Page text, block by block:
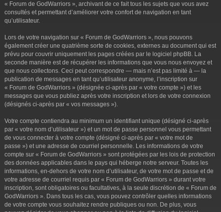
« Forum de GodWarriors », archivant de ce fait tous les sujets que vous avez
consultés et permettant d’améliorer votre confort de navigation en tant
qu’utilisateur.
Lors de votre navigation sur « Forum de GodWarriors », nous pouvons
également créer une quatrième sorte de cookies, externes au document qui est
prévu pour couvrir uniquement les pages créées par le logiciel phpBB. La
seconde manière est de récupérer les informations que vous nous envoyez et
que nous collectons. Ceci peut correspondre — mais n’est pas limité à — la
publication de messages en tant qu’utilisateur anonyme, l’inscription sur
« Forum de GodWarriors » (désignée ci-après par « votre compte ») et les
messages que vous publiez après votre inscription et lors de votre connexion
(désignés ci-après par « vos messages »).
Votre compte contiendra au minimum un identifiant unique (désigné ci-après
par « votre nom d’utilisateur ») et un mot de passe personnel vous permettant
de vous connecter à votre compte (désigné ci-après par « votre mot de
passe ») et une adresse de courriel personnelle. Les informations de votre
compte sur « Forum de GodWarriors » sont protégées par les lois de protection
des données applicables dans le pays qui héberge notre serveur. Toutes les
informations, en-dehors de votre nom d’utilisateur, de votre mot de passe et de
votre adresse de courriel requis par « Forum de GodWarriors » durant votre
inscription, sont obligatoires ou facultatives, à la seule discrétion de « Forum de
GodWarriors ». Dans tous les cas, vous pouvez contrôler quelles informations
de votre compte vous souhaitez rendre publiques ou non. De plus, vous